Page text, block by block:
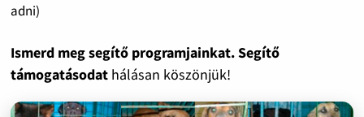
adni)
Ismerd meg segítő programjainkat. Segítő
támogatásodat hálásan köszönjük!